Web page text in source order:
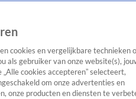
TV Algemeen
Tip
cookies en vergelijkbare technieken
als gebruiker van onze website(s),
cookies accepteren” selecteert,
om onze advertenties en
onze producten en diensten te